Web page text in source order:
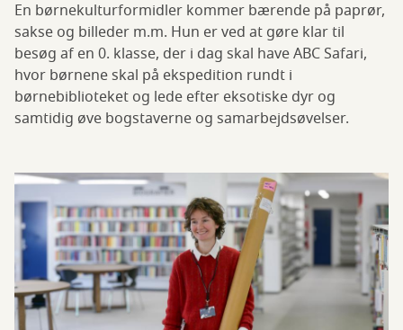
En børnekulturformidler kommer bærende på paprør,
sakse og billeder m.m. Hun er ved at gøre klar til
besøg af en 0. klasse, der i dag skal have ABC Safari,
hvor børnene skal på ekspedition rundt i
børnebiblioteket og lede efter eksotiske dyr og
samtidig øve bogstaverne og samarbejdsøvelser.